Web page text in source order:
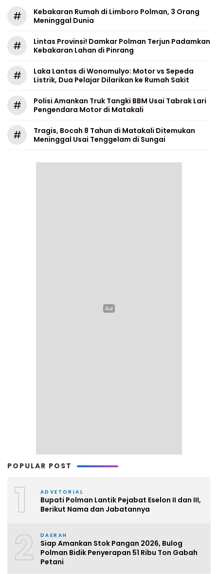
#
Kebakaran Rumah di Limboro Polman, 3 Orang
Meninggal Dunia
#
Lintas Provinsi! Damkar Polman Terjun Padamkan
Kebakaran Lahan di Pinrang
#
Laka Lantas di Wonomulyo: Motor vs Sepeda
Listrik, Dua Pelajar Dilarikan ke Rumah Sakit
#
Polisi Amankan Truk Tangki BBM Usai Tabrak Lari
Pengendara Motor di Matakali
#
Tragis, Bocah 8 Tahun di Matakali Ditemukan
Meninggal Usai Tenggelam di Sungai
POPULAR POST
1 ADVETORIAL
Bupati Polman Lantik Pejabat Eselon II dan III,
Berikut Nama dan Jabatannya
2 DAERAH
Siap Amankan Stok Pangan 2026, Bulog
Polman Bidik Penyerapan 51 Ribu Ton Gabah
Petani